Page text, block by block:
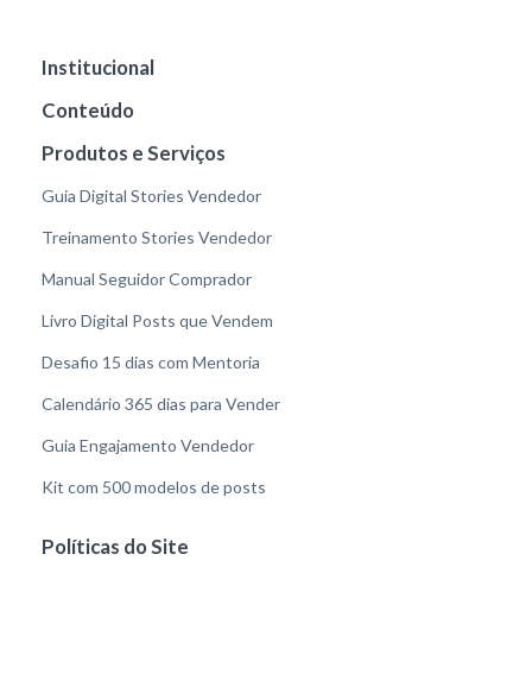
Institucional
Conteúdo
Produtos e Serviços
Guia Digital Stories Vendedor
Treinamento Stories Vendedor
Manual Seguidor Comprador
Livro Digital Posts que Vendem
Desafio 15 dias com Mentoria
Calendário 365 dias para Vender
Guia Engajamento Vendedor
Kit com 500 modelos de posts
Políticas do Site